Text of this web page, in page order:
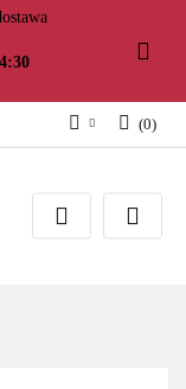
Załóż konto
(0)